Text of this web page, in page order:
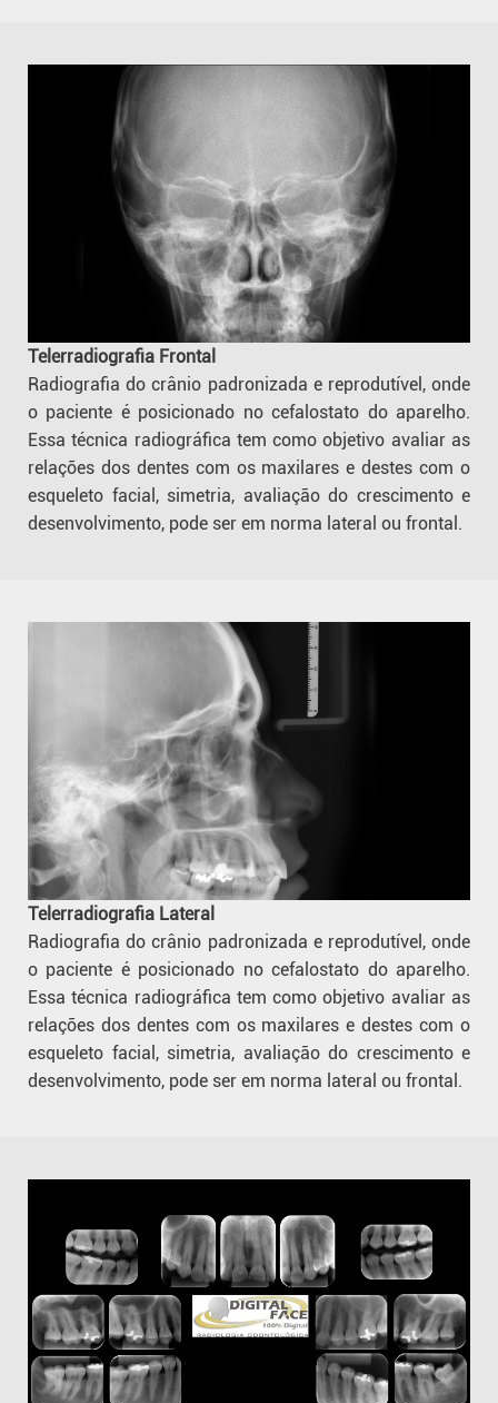
Telerradiografia Frontal
Radiografia do crânio padronizada e reprodutível, onde
o paciente é posicionado no cefalostato do aparelho.
Essa técnica radiográfica tem como objetivo avaliar as
relações dos dentes com os maxilares e destes com o
esqueleto facial, simetria, avaliação do crescimento e
desenvolvimento, pode ser em norma lateral ou frontal.
Telerradiografia Lateral
Radiografia do crânio padronizada e reprodutível, onde
o paciente é posicionado no cefalostato do aparelho.
Essa técnica radiográfica tem como objetivo avaliar as
relações dos dentes com os maxilares e destes com o
esqueleto facial, simetria, avaliação do crescimento e
desenvolvimento, pode ser em norma lateral ou frontal.